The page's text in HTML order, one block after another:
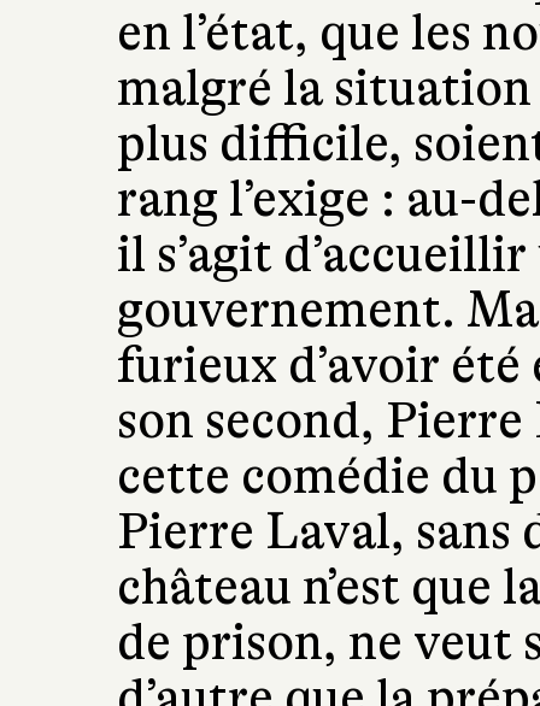
en l’état, que les
malgré la
plus difficile,
rang l’exige : au-
il s’agit
gouvernement.
furieux d’avoir été
son second,
cette comédie du
Pierre Laval, sans
château n’est que
de prison, ne veut